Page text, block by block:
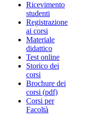
Ricevimento
studenti
Registrazione
ai corsi
Materiale
didattico
Test online
Storico dei
corsi
Brochure dei
corsi (pdf)
Corsi per
Facoltà